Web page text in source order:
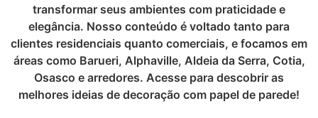
transformar seus ambientes com praticidade e
elegância. Nosso conteúdo é voltado tanto para
clientes residenciais quanto comerciais, e focamos em
áreas como Barueri, Alphaville, Aldeia da Serra, Cotia,
Osasco e arredores. Acesse para descobrir as
melhores ideias de decoração com papel de parede!